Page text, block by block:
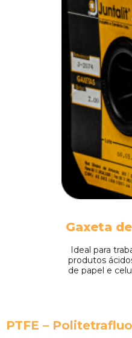
Gaxeta
Ideal para
produtos
de papel e
PTFE –